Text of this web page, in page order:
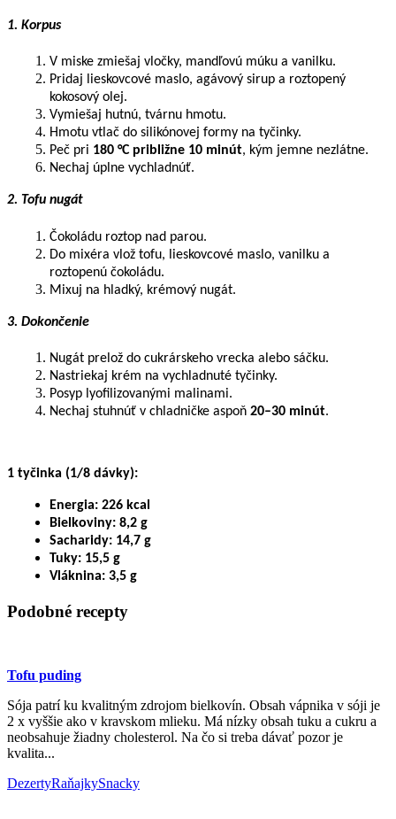
1️. Korpus
V miske zmiešaj vločky, mandľovú múku a vanilku.
Pridaj lieskovcové maslo, agávový sirup a roztopený
kokosový olej.
Vymiešaj hutnú, tvárnu hmotu.
Hmotu vtlač do silikónovej formy na tyčinky.
Peč pri 180 °C približne 10 minút, kým jemne nezlátne.
Nechaj úplne vychladnúť.
2️. Tofu nugát
Čokoládu roztop nad parou.
Do mixéra vlož tofu, lieskovcové maslo, vanilku a
roztopenú čokoládu.
Mixuj na hladký, krémový nugát.
3️. Dokončenie
Nugát prelož do cukrárskeho vrecka alebo sáčku.
Nastriekaj krém na vychladnuté tyčinky.
Posyp lyofilizovanými malinami.
Nechaj stuhnúť v chladničke aspoň 20–30 minút.
1 tyčinka (1/8 dávky):
Energia: 226 kcal
Bielkoviny: 8,2 g
Sacharidy: 14,7 g
Tuky: 15,5 g
Vláknina: 3,5 g
Podobné recepty
Tofu puding
Sója patrí ku kvalitným zdrojom bielkovín. Obsah vápnika v sóji je
2 x vyššie ako v kravskom mlieku. Má nízky obsah tuku a cukru a
neobsahuje žiadny cholesterol. Na čo si treba dávať pozor je
kvalita...
DezertyRaňajkySnacky